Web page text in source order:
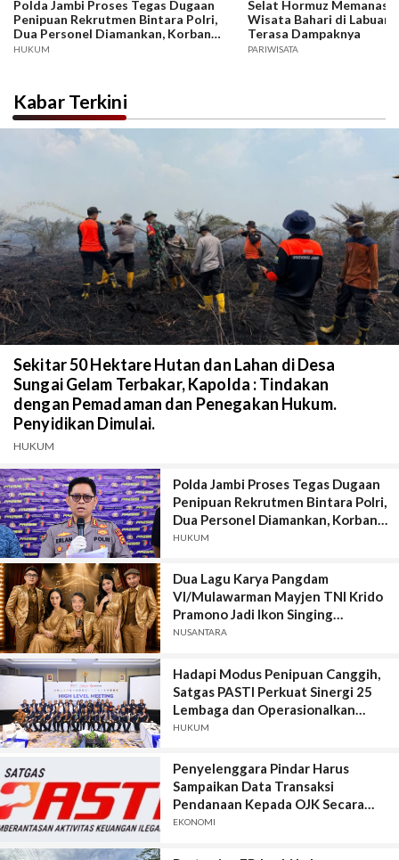
Polda Jambi Proses Tegas Dugaan
Penipuan Rekrutmen Bintara Polri,
Dua Personel Diamankan, Korban
Dari Rakyat Biasa Hingga Perwira,
HUKUM
Selat Hormuz Memanas,
Wisata Bahari di Labuan
Terasa Dampaknya
PARIWISATA
Kabar Terkini
Sekitar 50 Hektare Hutan dan Lahan di Desa
Sungai Gelam Terbakar, Kapolda : Tindakan
dengan Pemadaman dan Penegakan Hukum.
Penyidikan Dimulai.
HUKUM
Polda Jambi Proses Tegas Dugaan
Penipuan Rekrutmen Bintara Polri,
Dua Personel Diamankan, Korban
Dari Rakyat Biasa Hingga Perwira,
HUKUM
Dua Lagu Karya Pangdam
VI/Mulawarman Mayjen TNI Krido
Pramono Jadi Ikon Singing
Competition HUT Ke-81 RI
NUSANTARA
Hadapi Modus Penipuan Canggih,
Satgas PASTI Perkuat Sinergi 25
Lembaga dan Operasionalkan
Sistem Anti-Scam
HUKUM
Penyelenggara Pindar Harus
Sampaikan Data Transaksi
Pendanaan Kepada OJK Secara
Lengkap, Akurat, Terkini, Utuh, dan
EKONOMI